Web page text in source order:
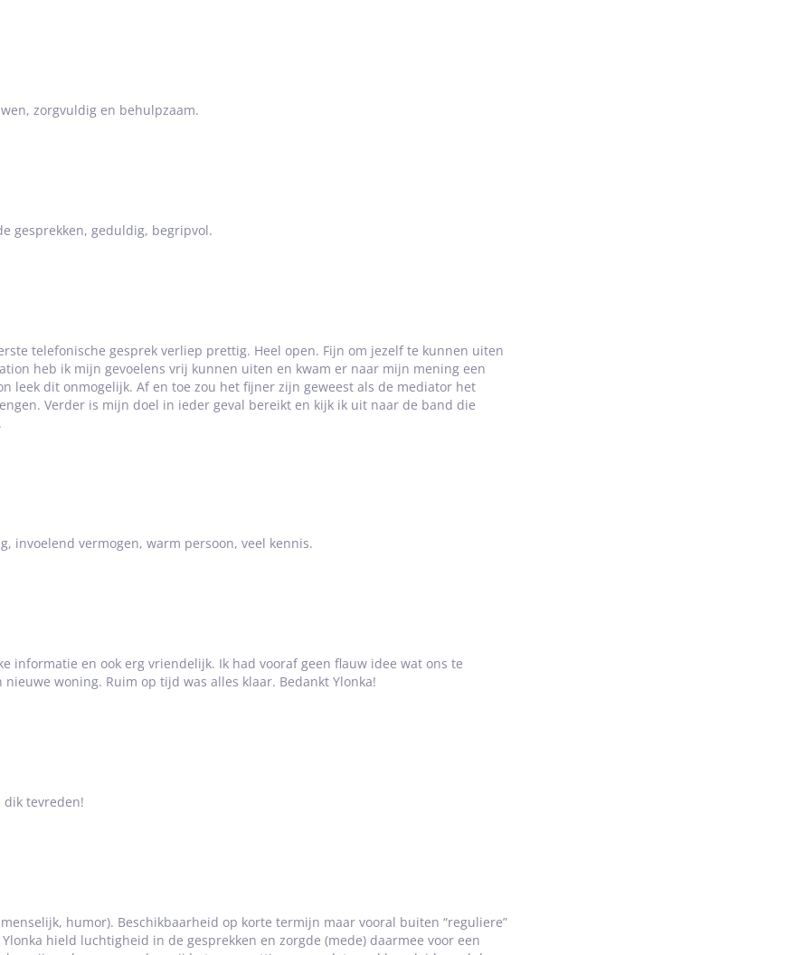
zorgvuldig en behulpzaam.
gesprekken, geduldig, begripvol.
telefonische gesprek verliep prettig. Heel open. Fijn om jezelf te kunnen uiten
heb ik mijn gevoelens vrij kunnen uiten en kwam er naar mijn mening een
leek dit onmogelijk. Af en toe zou het fijner zijn geweest als de mediator het
Verder is mijn doel in ieder geval bereikt en kijk ik uit naar de band die
invoelend vermogen, warm persoon, veel kennis.
informatie en ook erg vriendelijk. Ik had vooraf geen flauw idee wat ons te
woning. Ruim op tijd was alles klaar. Bedankt Ylonka!
tevreden!
humor). Beschikbaarheid op korte termijn maar vooral buiten “reguliere”
hield luchtigheid in de gesprekken en zorgde (mede) daarmee voor een